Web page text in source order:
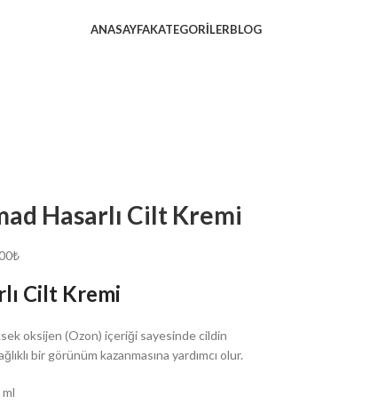
ANASAYFAKATEGORILERBLOG
Hasarlı Cilt Kremi
₺
Cilt Kremi
oksijen (Ozon) içeriği sayesinde cildin
bir görünüm kazanmasına yardımcı olur.